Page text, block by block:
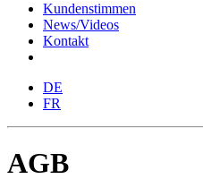
Kundenstimmen
News/Videos
Kontakt
DE
FR
AGB